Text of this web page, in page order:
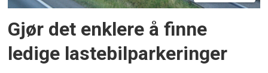
Gjør det enklere å finne
ledige lastebilparkeringer